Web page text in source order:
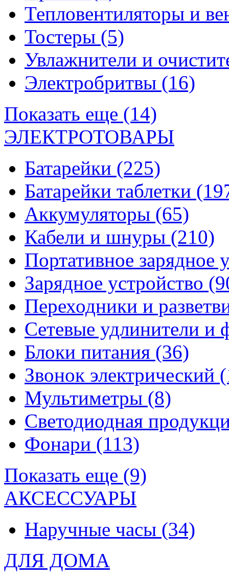
Тепловентиляторы и
Тостеры (5)
Увлажнители и
Электробритвы (16)
Показать еще (14)
ЭЛЕКТРОТОВАРЫ
Батарейки (225)
Батарейки таблетки
Аккумуляторы (65)
Кабели и шнуры (210)
Портативное зарядное
Зарядное устройство
Переходники и
Сетевые удлинители и
Блоки питания (36)
Звонок электрический
Мультиметры (8)
Светодиодная
Фонари (113)
Показать еще (9)
АКСЕССУАРЫ
Наручные часы (34)
ДЛЯ ДОМА